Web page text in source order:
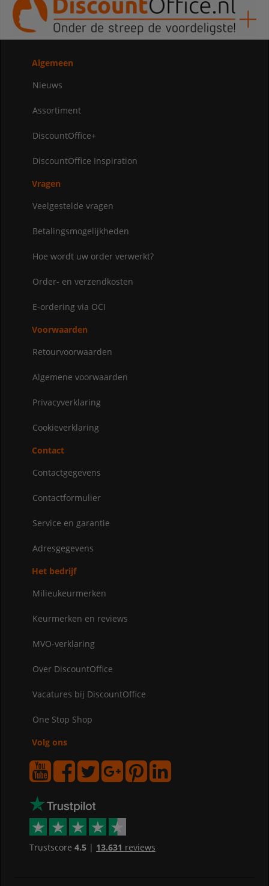
Algemeen
Nieuws
Assortiment
DiscountOffice+
DiscountOffice Inspiration
Vragen
Veelgestelde vragen
Betalingsmogelijkheden
Hoe wordt uw order verwerkt?
Order- en verzendkosten
E-ordering via OCI
Voorwaarden
Retourvoorwaarden
Algemene voorwaarden
Privacyverklaring
Cookieverklaring
Contact
Contactgegevens
Contactformulier
Service en garantie
Adresgegevens
Het bedrijf
Milieukeurmerken
Keurmerken en reviews
MVO-verklaring
Over DiscountOffice
Vacatures bij DiscountOffice
One Stop Shop
Volg ons
Trustscore 4.5| 13.631 reviews